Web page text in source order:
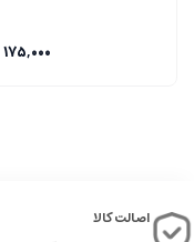
175,000
اصالت کالا